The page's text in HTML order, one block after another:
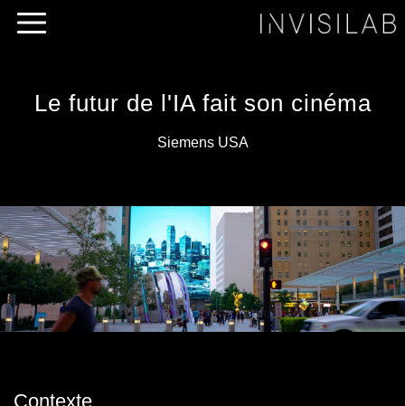
Le futur de l'IA fait son cinéma
Siemens USA
Contexte